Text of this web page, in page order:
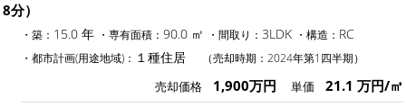
8分）
・築： 15.0 年 ・専有面積： 90.0 ㎡ ・間取り： 3LDK ・構造： RC
・都市計画(用途地域)： １種住居 （売却時期：2024年第1四半期）
売却価格 1,900万円 単価 21.1 万円/㎡